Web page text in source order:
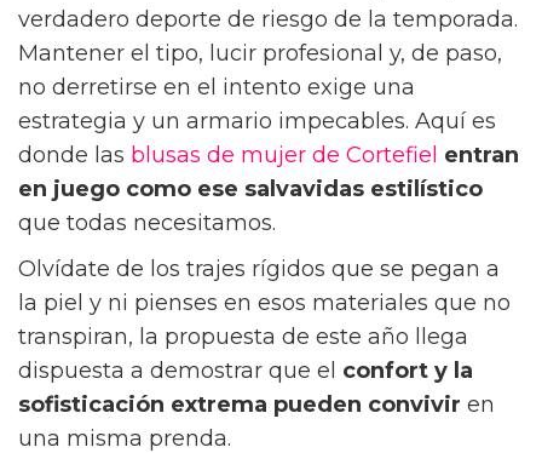
verdadero deporte de riesgo de la temporada.
Mantener el tipo, lucir profesional y, de paso,
no derretirse en el intento exige una
estrategia y un armario impecables. Aquí es
donde las blusas de mujer de Cortefiel entran
en juego como ese salvavidas estilístico
que todas necesitamos.
Olvídate de los trajes rígidos que se pegan a
la piel y ni pienses en esos materiales que no
transpiran, la propuesta de este año llega
dispuesta a demostrar que el confort y la
sofisticación extrema pueden convivir en
una misma prenda.